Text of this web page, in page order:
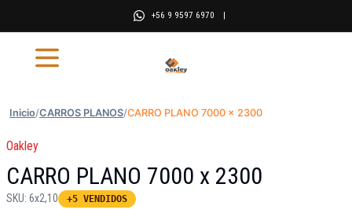
+56 9 9597 6970 |
Inicio/CARROS PLANOS/CARRO PLANO 7000 x 2300
Oakley
CARRO PLANO 7000 x 2300
SKU: 6x2,10 +5 VENDIDOS